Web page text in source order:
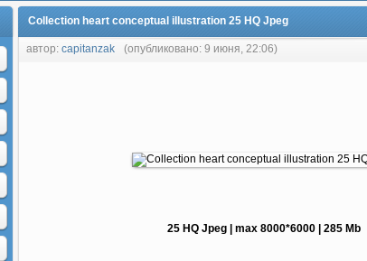
Collection heart conceptual illustration 25 HQ Jpeg
автор: capitanzak (опубликовано: 9 июня, 22:06)
25 HQ Jpeg | max 8000*6000 | 285 Mb